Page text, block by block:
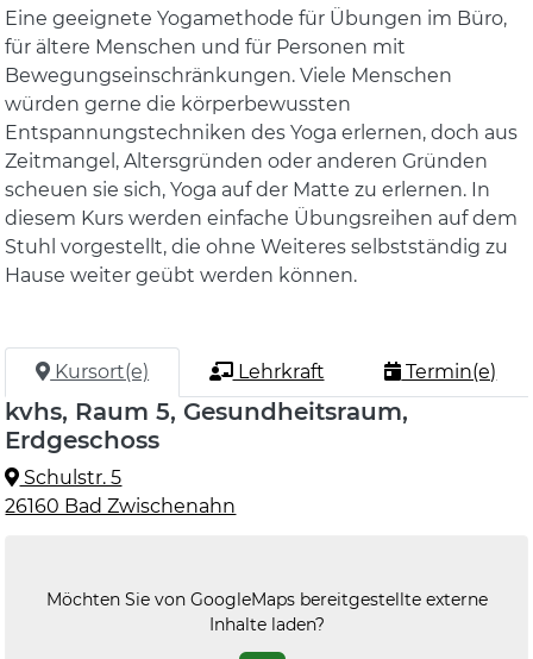
Eine geeignete Yogamethode für Übungen im Büro,
für ältere Menschen und für Personen mit
Bewegungseinschränkungen. Viele Menschen
würden gerne die körperbewussten
Entspannungstechniken des Yoga erlernen, doch aus
Zeitmangel, Altersgründen oder anderen Gründen
scheuen sie sich, Yoga auf der Matte zu erlernen. In
diesem Kurs werden einfache Übungsreihen auf dem
Stuhl vorgestellt, die ohne Weiteres selbstständig zu
Hause weiter geübt werden können.
Kursort(e) Lehrkraft Termin(e)
kvhs, Raum 5, Gesundheitsraum,
Erdgeschoss
Schulstr. 5
26160 Bad Zwischenahn
Möchten Sie von GoogleMapsbereitgestellte externe
Inhalte laden?